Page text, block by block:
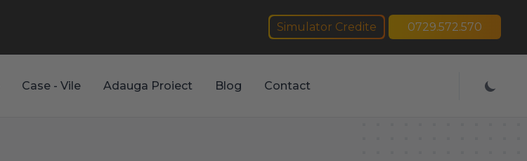
Simulator Credite 0729.572.570
Case - Vile Adauga Proiect Blog Contact